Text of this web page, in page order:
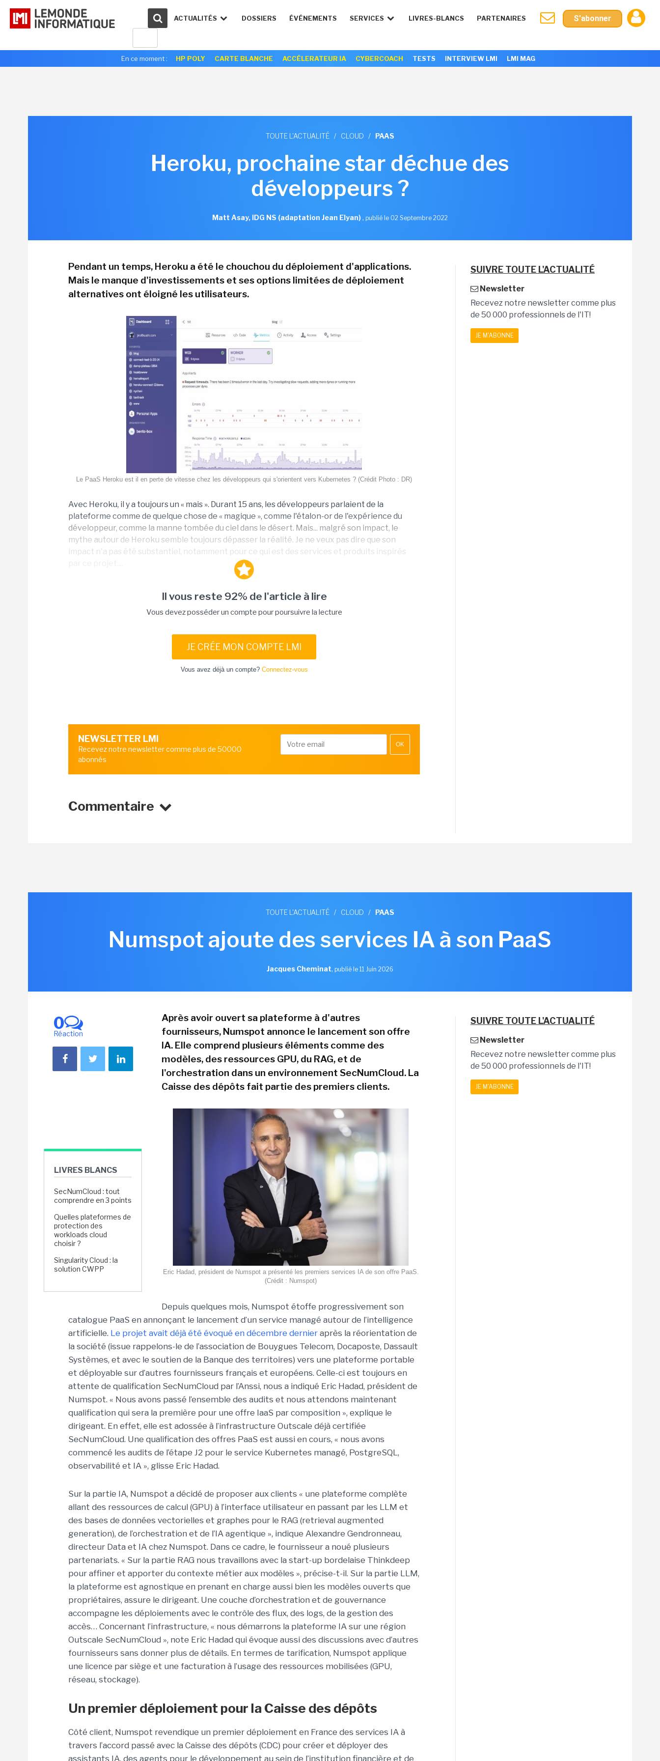
ACTUALITÉS DOSSIERS ÉVÉNEMENTS SERVICES LIVRES-BLANCS PARTENAIRES S'abonner
En ce moment : HP POLY CARTE BLANCHE ACCÉLERATEUR IA CYBERCOACH TESTS INTERVIEW LMI LMI MAG
TOUTE L'ACTUALITÉ / CLOUD / PAAS
Heroku, prochaine star déchue des
développeurs ?
Matt Asay, IDG NS (adaptation Jean Elyan), publié le 02 Septembre 2022
Pendant un temps, Heroku a été le chouchou du déploiement d'applications.
Mais le manque d'investissements et ses options limitées de déploiement
alternatives ont éloigné les utilisateurs.
Le PaaS Heroku est il en perte de vitesse chez les développeurs qui s'orientent vers Kubernetes ? (Crédit Photo : DR)
Avec Heroku, il y a toujours un « mais ». Durant 15 ans, les développeurs parlaient de la
plateforme comme de quelque chose de « magique », comme l'étalon-or de l'expérience du
développeur, comme la manne tombée du ciel dans le désert. Mais... malgré son impact, le
mythe autour de Heroku semble toujours dépasser la réalité. Je ne veux pas dire que son
impact n'a pas été substantiel, notamment pour ce qui est des services et produits inspirés
Il vous reste 92% de l'article à lire
Vous devez posséder un compte pour poursuivre la lecture
JE CRÉE MON COMPTE LMI
Vous avez déjà un compte? Connectez-vous
NEWSLETTER LMI
Recevez notre newsletter comme plus de 50000
abonnés
OK
Commentaire
SUIVRE TOUTE L'ACTUALITÉ
Newsletter
Recevez notre newsletter comme plus
de 50 000 professionnels de l'IT!
JE M'ABONNE
TOUTE L'ACTUALITÉ / CLOUD / PAAS
Numspot ajoute des services IA à son PaaS
Jacques Cheminat, publié le 11 Juin 2026
0
Réaction
LIVRES BLANCS
SecNumCloud : tout
comprendre en 3 points
Quelles plateformes de
protection des
workloads cloud
choisir ?
Singularity Cloud : la
solution CWPP
Après avoir ouvert sa plateforme à d'autres
fournisseurs, Numspot annonce le lancement son offre
IA. Elle comprend plusieurs éléments comme des
modèles, des ressources GPU, du RAG, et de
l'orchestration dans un environnement SecNumCloud. La
Caisse des dépôts fait partie des premiers clients.
Eric Hadad, président de Numspot a présenté les premiers services IA de son offre PaaS.
(Crédit : Numspot)
Depuis quelques mois, Numspot étoffe progressivement son
catalogue PaaS en annonçant le lancement d’un service managé autour de l’intelligence
artificielle. Le projet avait déjà été évoqué en décembre dernier après la réorientation de
la société (issue rappelons-le de l’association de Bouygues Telecom, Docaposte, Dassault
Systèmes, et avec le soutien de la Banque des territoires) vers une plateforme portable
et déployable sur d’autres fournisseurs français et européens. Celle-ci est toujours en
attente de qualification SecNumCloud par l’Anssi, nous a indiqué Eric Hadad, président de
Numspot. « Nous avons passé l’ensemble des audits et nous attendons maintenant
qualification qui sera la première pour une offre IaaS par composition », explique le
dirigeant. En effet, elle est adossée à l’infrastructure Outscale déjà certifiée
SecNumCloud. Une qualification des offres PaaS est aussi en cours, « nous avons
commencé les audits de l’étape J2 pour le service Kubernetes managé, PostgreSQL,
observabilité et IA », glisse Eric Hadad.
Sur la partie IA, Numspot a décidé de proposer aux clients « une plateforme complète
allant des ressources de calcul (GPU) à l’interface utilisateur en passant par les LLM et
des bases de données vectorielles et graphes pour le RAG (retrieval augmented
generation), de l’orchestration et de l’IA agentique », indique Alexandre Gendronneau,
directeur Data et IA chez Numspot. Dans ce cadre, le fournisseur a noué plusieurs
partenariats. « Sur la partie RAG nous travaillons avec la start-up bordelaise Thinkdeep
pour affiner et apporter du contexte métier aux modèles », précise-t-il. Sur la partie LLM,
la plateforme est agnostique en prenant en charge aussi bien les modèles ouverts que
propriétaires, assure le dirigeant. Une couche d’orchestration et de gouvernance
accompagne les déploiements avec le contrôle des flux, des logs, de la gestion des
accès… Concernant l’infrastructure, « nous démarrons la plateforme IA sur une région
Outscale SecNumCloud », note Eric Hadad qui évoque aussi des discussions avec d’autres
fournisseurs sans donner plus de détails. En termes de tarification, Numspot applique
une licence par siège et une facturation à l’usage des ressources mobilisées (GPU,
réseau, stockage).
Un premier déploiement pour la Caisse des dépôts
Côté client, Numspot revendique un premier déploiement en France des services IA à
travers l’accord passé avec la Caisse des dépôts (CDC) pour créer et déployer des
assistants IA, des agents pour le développement au sein de l’institution financière et de
SUIVRE TOUTE L'ACTUALITÉ
Newsletter
Recevez notre newsletter comme plus
de 50 000 professionnels de l'IT!
JE M'ABONNE